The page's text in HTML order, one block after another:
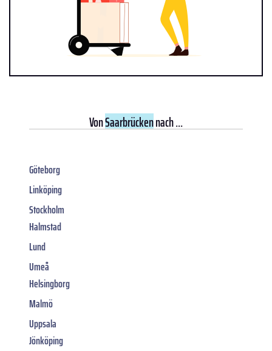
VonSaarbrückennach ...
Göteborg
Linköping
Stockholm
Halmstad
Lund
Umeå
Helsingborg
Malmö
Uppsala
Jönköping